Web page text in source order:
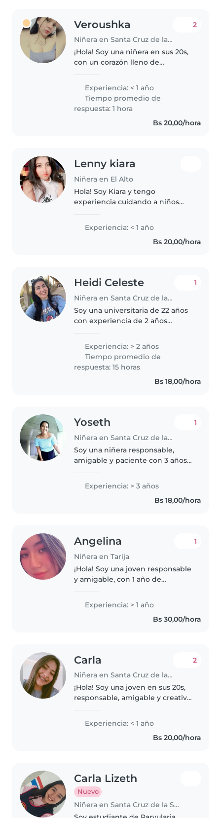
Veroushka
Niñera en Santa Cruz de la Sierra
2
¡Hola! Soy una niñera en sus 20s,
con un corazón lleno de
soy nueva en el cuidado infantil,
estoy lista para aprender y
ofrecer un ambiente seguro y..
Experiencia: < 1 año
Tiempo promedio de
respuesta: 1 hora
Bs 20,00/hora
Lenny kiara
Niñera en El Alto
Hola! Soy Kiara y tengo
experiencia cuidando a niños
años, también en mascotas Me
gusta: dibujar,cocinar,leer,limpio
y hago actividades con
Experiencia: < 1 año
Bs 20,00/hora
Heidi Celeste
Niñera en Santa Cruz de la Sierra
1
Soy una universitaria de 22 años
con experiencia de 2 años
pequeños. Soy amigable,
paciente y bondadosa, y me
encanta estar con los niños.
Puedo ayudar con..
Experiencia: > 2 años
Tiempo promedio de
respuesta: 15 horas
Bs 18,00/hora
Yoseth
Niñera en Santa Cruz de la Sierra
1
Soy una niñera responsable,
amigable y paciente con 3 años
Ayudo con las tareas en casa;me
gusta hacer manualidades y me
apasiona la música. 😊 También..
Experiencia: > 3 años
Bs 18,00/hora
Angelina
Niñera en Tarija
1
¡Hola! Soy una joven responsable
y amigable, con 1 año de
medicina, tengo certificación en
primeros auxilios y me encanta
Experiencia: > 1 año
Bs 30,00/hora
Carla
Niñera en Santa Cruz de la Sierra
2
¡Hola! Soy una joven en sus 20s,
responsable, amigable y creativa,
niños. Aunque soy nueva en el
cuidado infantil, tengo un
corazón lleno de amor y energía..
Experiencia: < 1 año
Bs 20,00/hora
Carla Lizeth
Nuevo
Niñera en Santa Cruz de la Sierra